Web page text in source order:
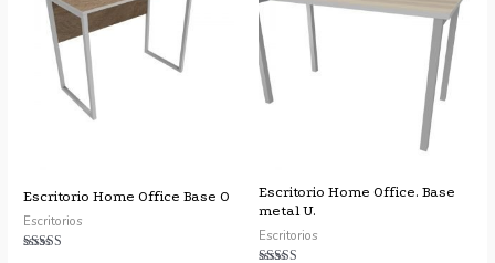
Escritorio Home Office Base O
Escritorios
Escritorio Home Office. Base
metal U.
Escritorios